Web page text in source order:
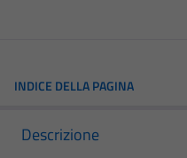
INDICE DELLA PAGINA
Descrizione